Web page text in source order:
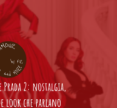
Il Diavolo veste Prada 2: nostalgia, codici segreti e